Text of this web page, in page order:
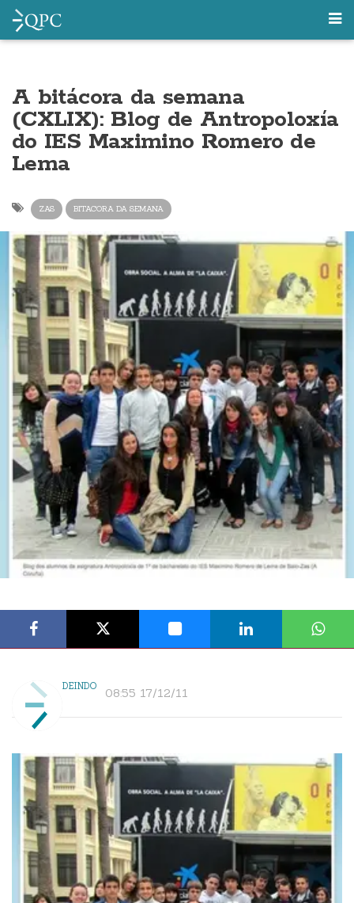
A bitácora da semana
(CXLIX): Blog de Antropoloxía
do IES Maximino Romero de
Lema
ZAS BITACORA DA SEMANA
DEINDO 08:55 17/12/11